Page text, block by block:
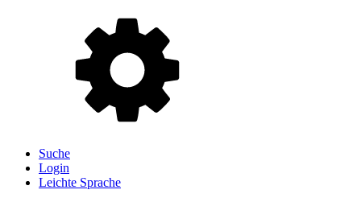
Suche
Login
Leichte Sprache